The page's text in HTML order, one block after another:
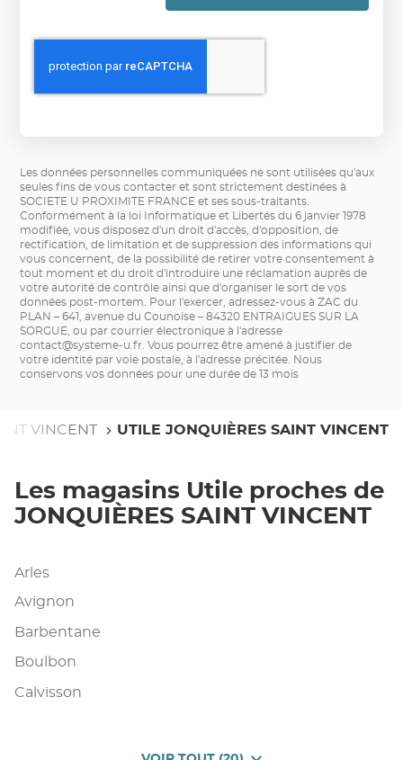
Les données personnelles communiquées ne sont utilisées qu'aux
seules fins de vous contacter et sont strictement destinées à
SOCIETE U PROXIMITE FRANCE et ses sous-traitants.
Conformément à la loi Informatique et Libertés du 6 janvier 1978
modifiée, vous disposez d'un droit d'accès, d'opposition, de
rectification, de limitation et de suppression des informations qui
vous concernent, de la possibilité de retirer votre consentement à
tout moment et du droit d'introduire une réclamation auprès de
votre autorité de contrôle ainsi que d'organiser le sort de vos
données post-mortem. Pour l'exercer, adressez-vous à ZAC du
PLAN – 641, avenue du Counoise – 84320 ENTRAIGUES SUR LA
SORGUE, ou par courrier électronique à l'adresse
contact@systeme-u.fr . Vous pourrez être amené à justifier de
votre identité par voie postale, à l'adresse précitée. Nous
conservons vos données pour une durée de 13 mois
VINCENT UTILE JONQUIÈRES SAINT VINCENT
Les magasins Utile proches de
JONQUIÈRES SAINT VINCENT
Arles
Avignon
Barbentane
Boulbon
Calvisson